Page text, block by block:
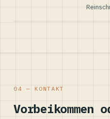
04 — KONTAKT
Vorbeikommen